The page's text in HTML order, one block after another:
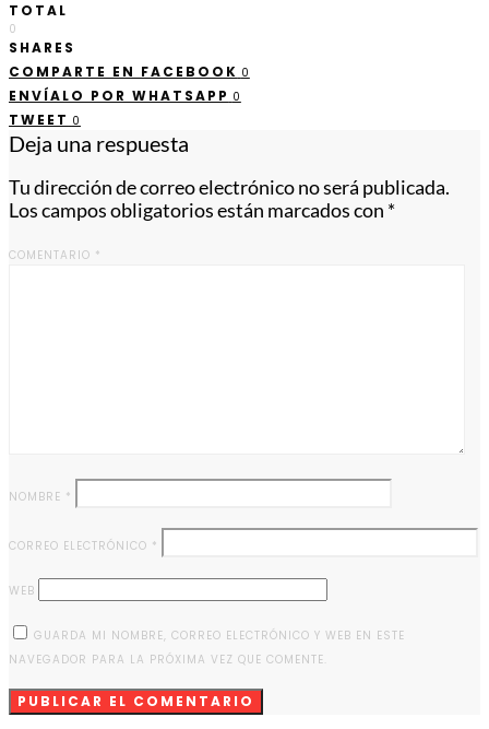
TOTAL
0
SHARES
COMPARTE EN FACEBOOK 0
ENVÍALO POR WHATSAPP 0
TWEET 0
Deja una respuesta
Tu dirección de correo electrónico no será publicada.
Los campos obligatorios están marcados con *
COMENTARIO *
NOMBRE *
CORREO ELECTRÓNICO *
WEB
GUARDA MI NOMBRE, CORREO ELECTRÓNICO Y WEB EN ESTE
NAVEGADOR PARA LA PRÓXIMA VEZ QUE COMENTE.